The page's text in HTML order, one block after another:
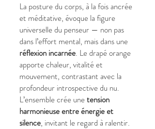
La posture du corps, à la fois ancrée
et méditative, évoque la figure
universelle du penseur — non pas
dans l’effort mental, mais dans une
réflexion incarnée. Le drapé orange
apporte chaleur, vitalité et
mouvement, contrastant avec la
profondeur introspective du nu.
L’ensemble crée unetension
harmonieuse entre énergie et
silence, invitant le regard à ralentir.